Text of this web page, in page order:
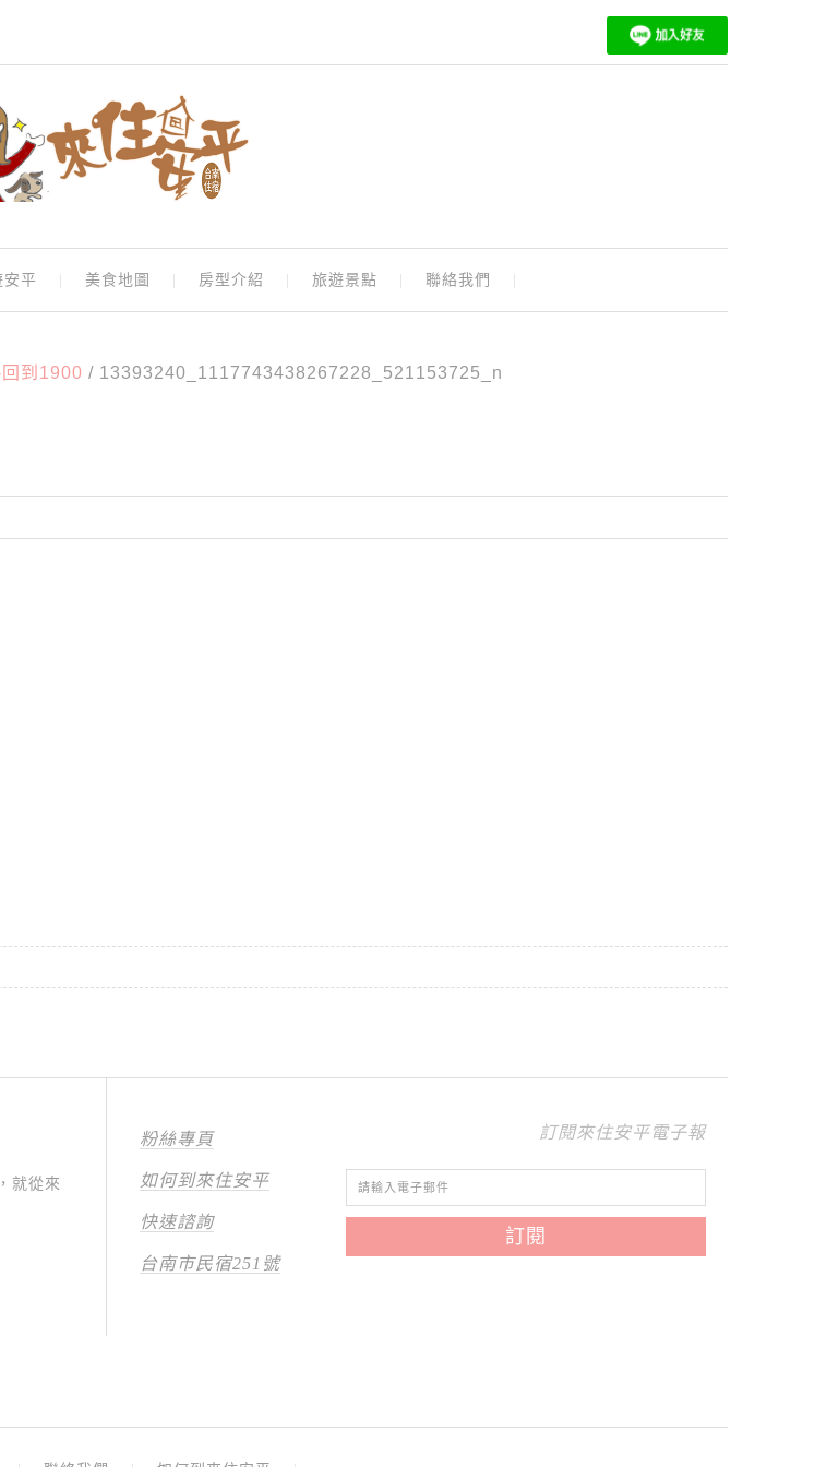
安平 美食地圖 房型介紹 旅遊景點 聯絡我們
到1900 / 13393240_1117743438267228_521153725_n
就從來
粉絲專頁
如何到來住安平
快速諮詢
台南市民宿251號
訂閱來住安平電子報